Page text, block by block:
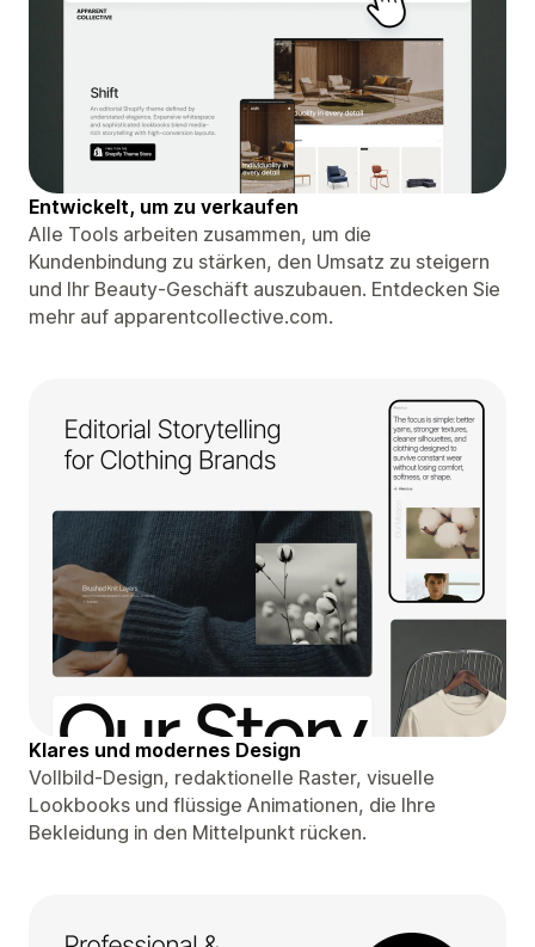
Entwickelt, um zu verkaufen
Alle Tools arbeiten zusammen, um die
Kundenbindung zu stärken, den Umsatz zu steigern
und Ihr Beauty-Geschäft auszubauen. Entdecken Sie
mehr auf apparentcollective.com.
Klares und modernes Design
Vollbild-Design, redaktionelle Raster, visuelle
Lookbooks und flüssige Animationen, die Ihre
Bekleidung in den Mittelpunkt rücken.